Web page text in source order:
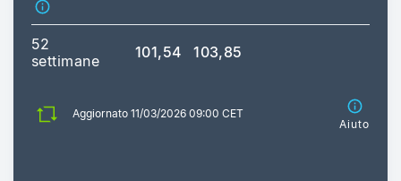
52
settimane
101,54 103,85
Aggiornato 11/03/2026 09:00 CET
Aiuto